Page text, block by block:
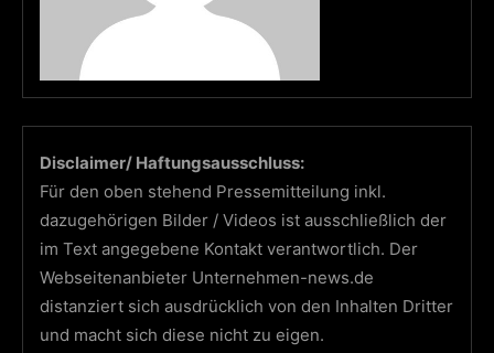
Disclaimer/ Haftungsausschluss:
Für den oben stehend Pressemitteilung inkl.
dazugehörigen Bilder / Videos ist ausschließlich der
im Text angegebene Kontakt verantwortlich. Der
Webseitenanbieter Unternehmen-news.de
distanziert sich ausdrücklich von den Inhalten Dritter
und macht sich diese nicht zu eigen.